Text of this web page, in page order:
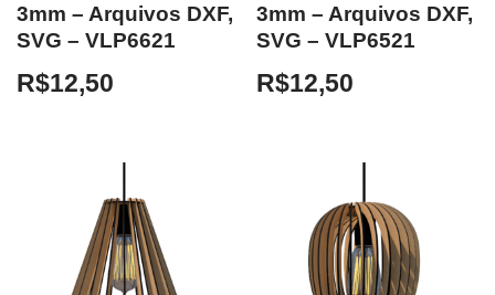
3mm – Arquivos DXF,
SVG – VLP6621
R$12,50
3mm – Arquivos DXF,
SVG – VLP6521
R$12,50